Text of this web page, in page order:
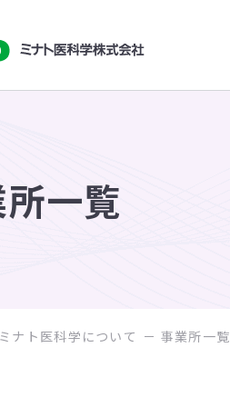
一覧
ミナト医科学について 事業所一覧